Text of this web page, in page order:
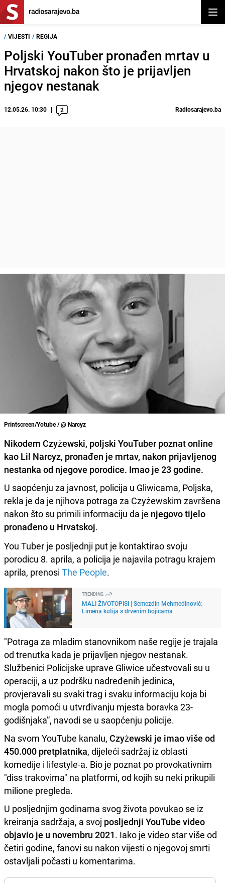
/ VIJESTI / REGIJA
Poljski YouTuber pronađen mrtav u
Hrvatskoj nakon što je prijavljen
njegov nestanak
12.05.26. 10:30 2 Radiosarajevo.ba
Printscreen/Yotube / @ Narcyz
Nikodem Czyżewski, poljski YouTuber poznat online
kao Lil Narcyz, pronađen je mrtav, nakon prijavljenog
nestanka od njegove porodice. Imao je 23 godine.
U saopćenju za javnost, policija u Gliwicama, Poljska,
rekla je da je njihova potraga za Czyżewskim završena
nakon što su primili informaciju da je njegovo tijelo
pronađeno u Hrvatskoj.
You Tuber je posljednji put je kontaktirao svoju
porodicu 8. aprila, a policija je najavila potragu krajem
aprila, prenosi The People.
TRENDING
MALI ŽIVOTOPISI | Semezdin Mehmedinović:
Limena kutija s drvenim bojicama
"Potraga za mladim stanovnikom naše regije je trajala
od trenutka kada je prijavljen njegov nestanak.
Službenici Policijske uprave Gliwice učestvovali su u
operaciji, a uz podršku nadređenih jedinica,
provjeravali su svaki trag i svaku informaciju koja bi
mogla pomoći u utvrđivanju mjesta boravka 23-
godišnjaka”, navodi se u saopćenju policije.
Na svom YouTube kanalu, Czyżewski je imao više od
450.000 pretplatnika, dijeleći sadržaj iz oblasti
komedije i lifestyle-a. Bio je poznat po provokativnim
"diss trakovima" na platformi, od kojih su neki prikupili
milione pregleda.
U posljednjim godinama svog života povukao se iz
kreiranja sadržaja, a svoj posljednji YouTube video
objavio je u novembru 2021. Iako je video star više od
četiri godine, fanovi su nakon vijesti o njegovoj smrti
ostavljali počasti u komentarima.